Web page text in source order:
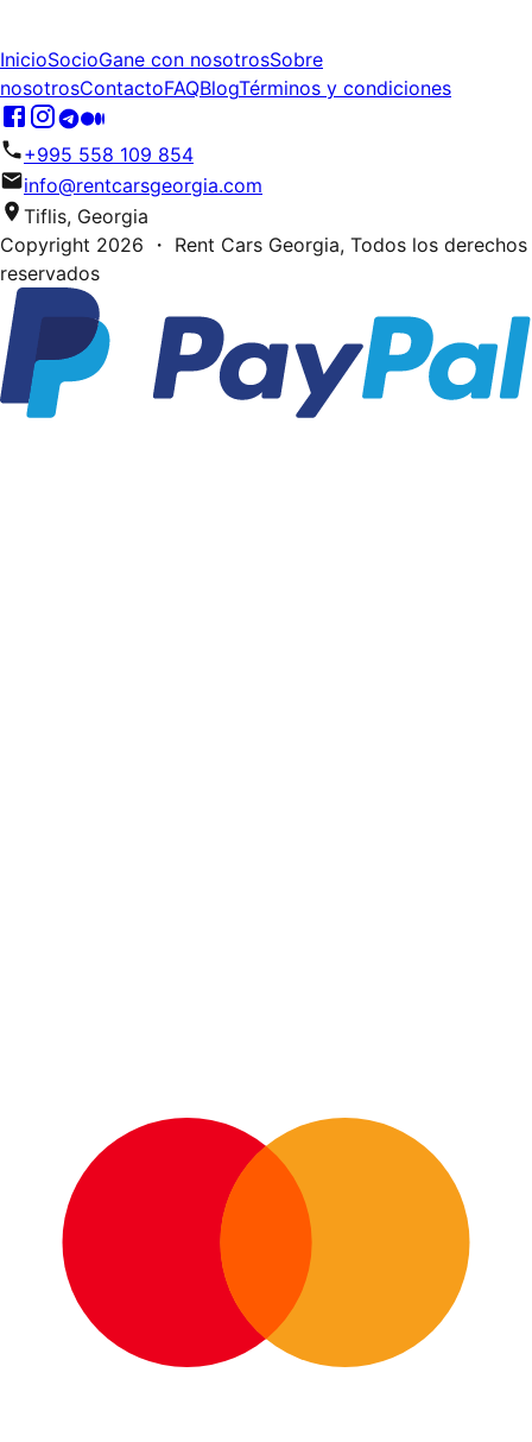
InicioSocioGane con nosotrosSobre
nosotrosContactoFAQBlogTérminos y condiciones
+995 558 109 854
info@rentcarsgeorgia.com
Tiflis, Georgia
Copyright 2026 ・ Rent Cars Georgia, Todos los derechos
reservados